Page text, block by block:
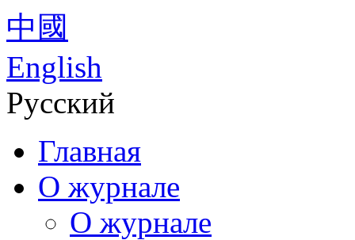
中國
English
Русский
Главная
О журнале
О журнале